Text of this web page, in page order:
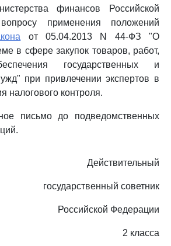
финансов Российской
применения положений
от 05.04.2013 N 44-ФЗ "О
в сфере закупок товаров, работ,
государственных и
при привлечении экспертов в
налогового контроля.
письмо до подведомственных
Действительный
государственный советник
Российской Федерации
2 класса